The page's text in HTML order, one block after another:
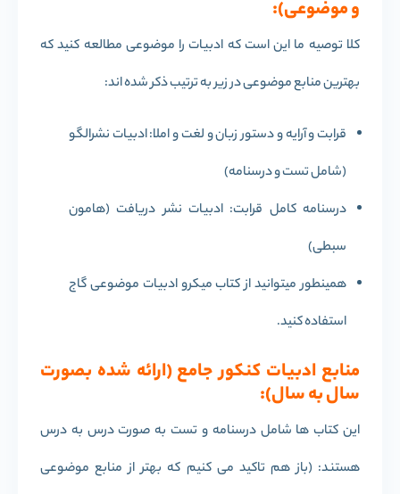
و موضوعی):
کلا توصیه ما این است که ادبیات را موضوعی مطالعه کنید که
بهترین منابع موضوعی در زیر به ترتیب ذکر شده اند:
قرابت و آرایه و دستور زبان و لغت و املا: ادبیات نشرالگو
(شامل تست و درسنامه)
درسنامه کامل قرابت: ادبیات نشر دریافت (هامون
سبطی)
همینطور میتوانید از کتاب میکرو ادبیات موضوعی گاج
استفاده کنید.
منابع ادبیات کنکور جامع (ارائه شده بصورت
سال به سال):
این کتاب ها شامل درسنامه و تست به صورت درس به درس
هستند: (باز هم تاکید می کنیم که بهتر از منابع موضوعی